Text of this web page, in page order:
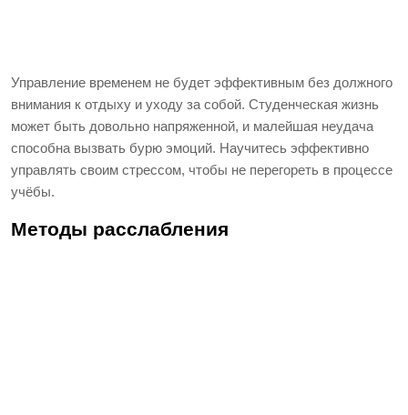
Управление временем не будет эффективным без должного
внимания к отдыху и уходу за собой. Студенческая жизнь
может быть довольно напряженной, и малейшая неудача
способна вызвать бурю эмоций. Научитесь эффективно
управлять своим стрессом, чтобы не перегореть в процессе
учёбы.
Методы расслабления